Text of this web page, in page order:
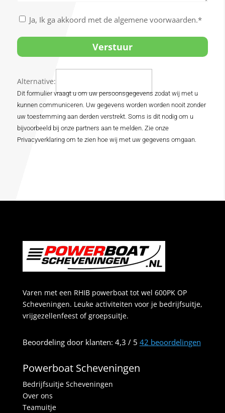
Akkoord
de
algemene
Ja, Ik ga akkoord met de algemene voorwaarden.*
Alternative:
Dit formulier vraagt u om uw persoonsgegevens zodat wij met u
kunnen communiceren. Uw gegevens worden worden nooit zonder
uw toestemming aan derden verstrekt. Soms is dit nodig om u
bijvoorbeeld bij onze partners aan te melden. Zie onze
Privacyverklaring om te zien hoe wij met uw gegevens omgaan.
Varen met een RHIB powerboat tot wel 600PK OP
Scheveningen. Leuke activiteiten voor je bedrijfsuitje,
vrijgezellenfeest of groepsuitje.
Beoordeling door klanten: 4,3 / 5 42 beoordelingen
Powerboat Scheveningen
Bedrijfsuitje Scheveningen
Over ons
Teamuitje